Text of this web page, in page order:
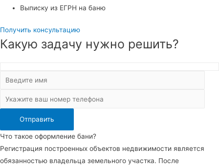
Выписку из ЕГРН на баню
Получить консультацию
Какую задачу нужно решить?
Что такое оформление бани?
Регистрация построенных объектов недвижимости является
обязанностью владельца земельного участка. После